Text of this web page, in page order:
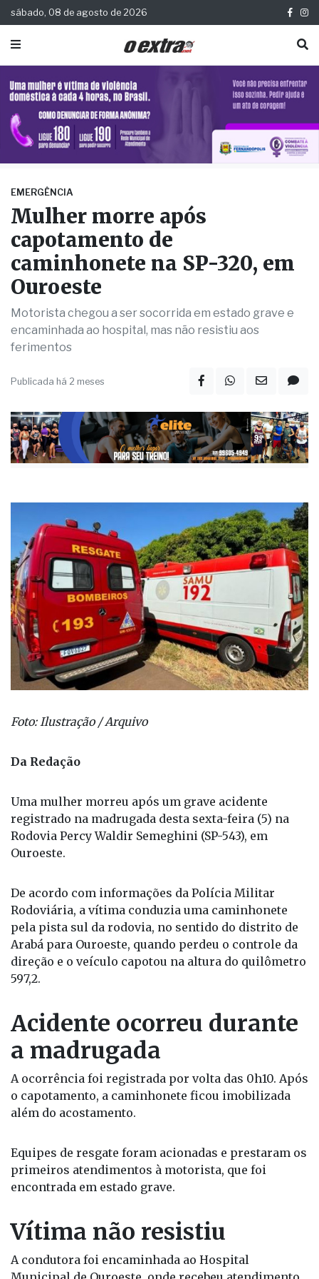
sábado, 08 de agosto de 2026
EMERGÊNCIA
Mulher morre após
capotamento de
caminhonete na SP-320, em
Ouroeste
Motorista chegou a ser socorrida em estado grave e
encaminhada ao hospital, mas não resistiu aos
ferimentos
Publicada há 2 meses
Foto: Ilustração / Arquivo
Da Redação
Uma mulher morreu após um grave acidente
registrado na madrugada desta sexta-feira (5) na
Rodovia Percy Waldir Semeghini (SP-543), em
Ouroeste.
De acordo com informações da Polícia Militar
Rodoviária, a vítima conduzia uma caminhonete
pela pista sul da rodovia, no sentido do distrito de
Arabá para Ouroeste, quando perdeu o controle da
direção e o veículo capotou na altura do quilômetro
597,2.
Acidente ocorreu durante
a madrugada
A ocorrência foi registrada por volta das 0h10. Após
o capotamento, a caminhonete ficou imobilizada
além do acostamento.
Equipes de resgate foram acionadas e prestaram os
primeiros atendimentos à motorista, que foi
encontrada em estado grave.
Vítima não resistiu
A condutora foi encaminhada ao Hospital